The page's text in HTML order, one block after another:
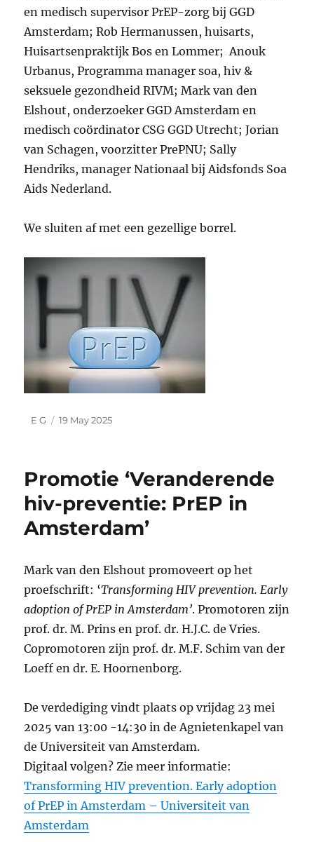
en medisch supervisor PrEP-zorg bij GGD
Amsterdam; Rob Hermanussen, huisarts,
Huisartsenpraktijk Bos en Lommer; Anouk
Urbanus, Programma manager soa, hiv &
seksuele gezondheid RIVM; Mark van den
Elshout, onderzoeker GGD Amsterdam en
medisch coördinator CSG GGD Utrecht; Jorian
van Schagen, voorzitter PrePNU; Sally
Hendriks, manager Nationaal bij Aidsfonds Soa
Aids Nederland.
We sluiten af met een gezellige borrel.
Author
E G
Posted
19 May 2025
Promotie ‘Veranderende
hiv-preventie: PrEP in
Amsterdam’
Mark van den Elshout promoveert op het
proefschrift: ‘Transforming HIV prevention. Early
adoption of PrEP in Amsterdam’. Promotoren zijn
prof. dr. M. Prins en prof. dr. H.J.C. de Vries.
Copromotoren zijn prof. dr. M.F. Schim van der
Loeff en dr. E. Hoornenborg.
De verdediging vindt plaats op vrijdag 23 mei
2025 van 13:00 -14:30 in de Agnietenkapel van
de Universiteit van Amsterdam.
Digitaal volgen? Zie meer informatie:
Transforming HIV prevention. Early adoption
of PrEP in Amsterdam – Universiteit van
Amsterdam